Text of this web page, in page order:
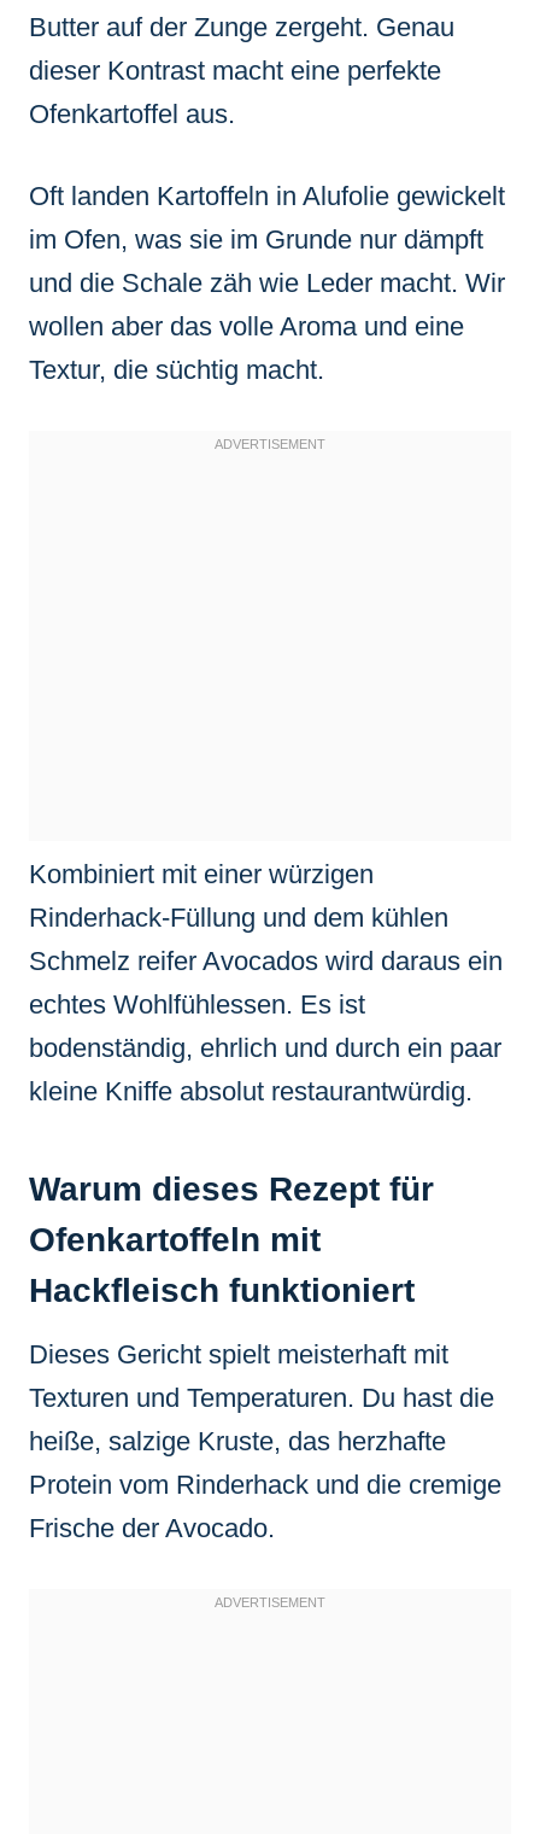
Butter auf der Zunge zergeht. Genau
dieser Kontrast macht eine perfekte
Ofenkartoffel aus.
Oft landen Kartoffeln in Alufolie gewickelt
im Ofen, was sie im Grunde nur dämpft
und die Schale zäh wie Leder macht. Wir
wollen aber das volle Aroma und eine
Textur, die süchtig macht.
Kombiniert mit einer würzigen
Rinderhack-Füllung und dem kühlen
Schmelz reifer Avocados wird daraus ein
echtes Wohlfühlessen. Es ist
bodenständig, ehrlich und durch ein paar
kleine Kniffe absolut restaurantwürdig.
Warum dieses Rezept für
Ofenkartoffeln mit
Hackfleisch funktioniert
Dieses Gericht spielt meisterhaft mit
Texturen und Temperaturen. Du hast die
heiße, salzige Kruste, das herzhafte
Protein vom Rinderhack und die cremige
Frische der Avocado.